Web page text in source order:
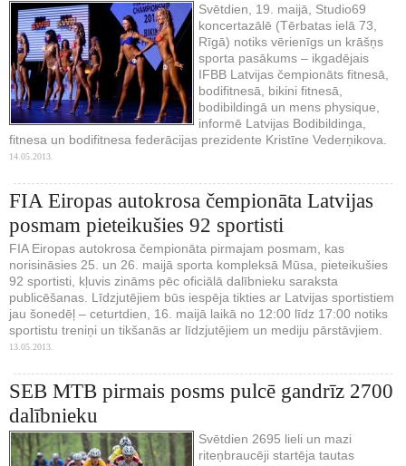
Svētdien, 19. maijā, Studio69
koncertazālē (Tērbatas ielā 73,
Rīgā) notiks vērienīgs un krāšņs
sporta pasākums – ikgadējais
IFBB Latvijas čempionāts fitnesā,
bodifitnesā, bikini fitnesā,
bodibildingā un mens physique,
informē Latvijas Bodibildinga,
fitnesa un bodifitnesa federācijas prezidente Kristīne Vederņikova.
14.05.2013.
FIA Eiropas autokrosa čempionāta Latvijas
posmam pieteikušies 92 sportisti
FIA Eiropas autokrosa čempionāta pirmajam posmam, kas
norisināsies 25. un 26. maijā sporta kompleksā Mūsa, pieteikušies
92 sportisti, kļuvis zināms pēc oficiālā dalībnieku saraksta
publicēšanas. Līdzjutējiem būs iespēja tikties ar Latvijas sportistiem
jau šonedēļ – ceturtdien, 16. maijā laikā no 12:00 līdz 17:00 notiks
sportistu treniņi un tikšanās ar līdzjutējiem un mediju pārstāvjiem.
13.05.2013.
SEB MTB pirmais posms pulcē gandrīz 2700
dalībnieku
Svētdien 2695 lieli un mazi
riteņbraucēji startēja tautas